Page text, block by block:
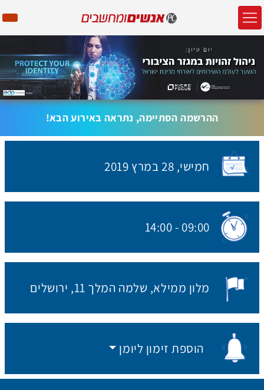
ההרשמה הסתיימה, נתראה באירוע הבא!
האירוע יתקיים בתאריך
חמישי, 28 במרץ
שעת התחלת האירוע:
09:00
-
14:00
מקום האירוע:
מלון ממילא שלמה המלך 11, ירושלים
הוספת זימון ליומן
הוספת זימון ליומן